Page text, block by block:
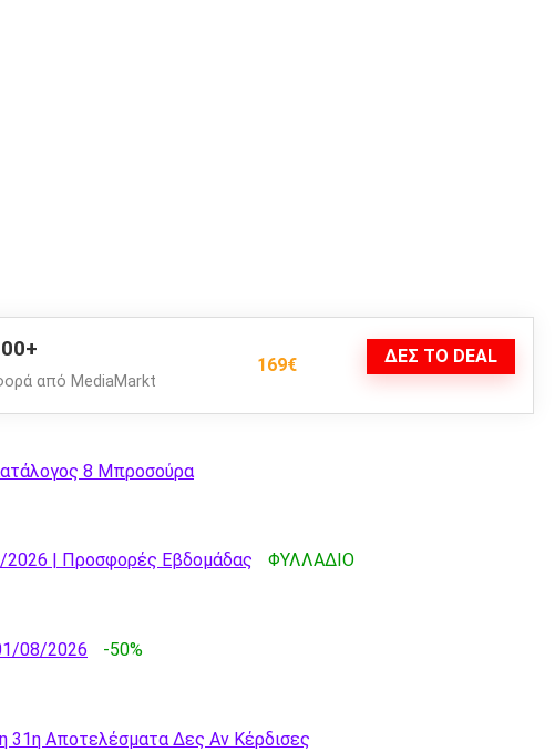
από MediaMarkt
169€ ΔΕΣ ΤΟ DEAL
8 Μπροσούρα
2026 | Προσφορές Εβδομάδας ΦΥΛΛΑΔΙΟ
08/2026 -50%
Αποτελέσματα Δες Αν Κέρδισες